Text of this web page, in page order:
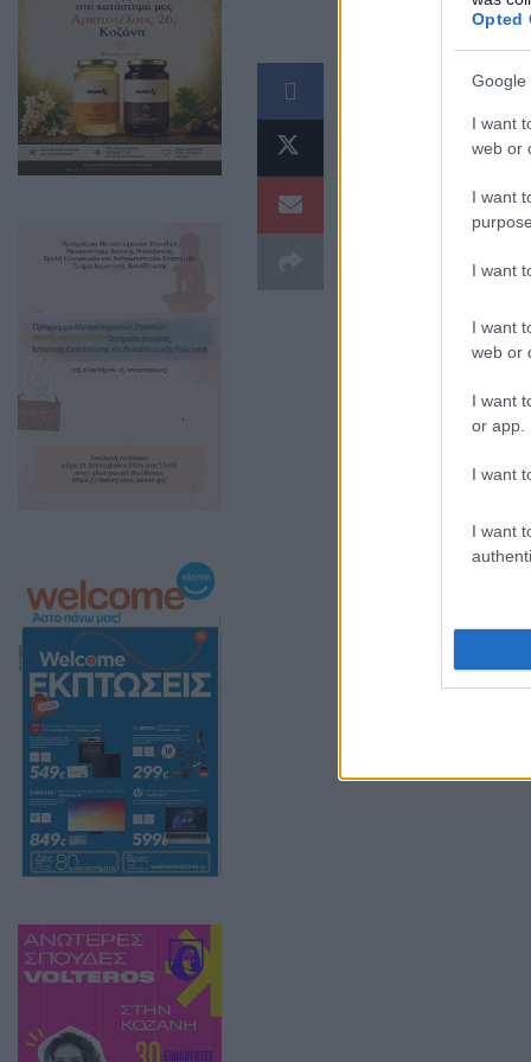
Opted
Google
I want
web or
I want
I want
I want
web or
I want
or app.
I want
I want
Κάλεσμα
“Το Σάββατο 5
Θεσσαλονίκη,
και η πορεία,